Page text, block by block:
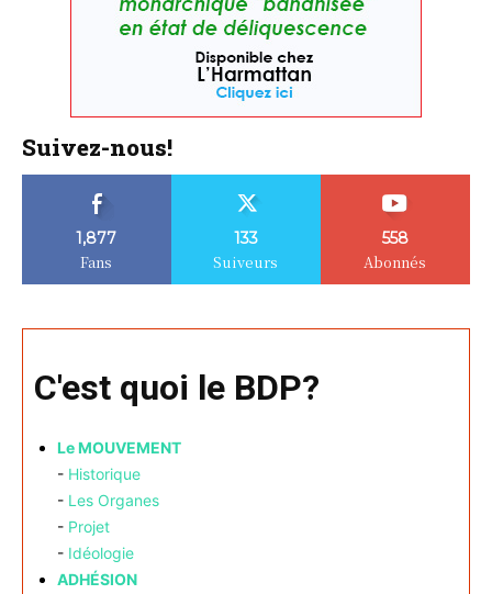
Suivez-nous!
1,877
Fans
133
Suiveurs
558
Abonnés
C'est quoi le BDP?
Le MOUVEMENT
- Historique
- Les Organes
- Projet
- Idéologie
ADHÉSION